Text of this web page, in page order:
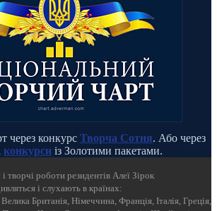
через конкурс Творча Сотня. Або через
конкурси із Золотими пакетами.
творчі роботи резидентів Алеї Зірок
і слухають в країнах:
Британія, Німеччина, Франція, Італія, Греція,